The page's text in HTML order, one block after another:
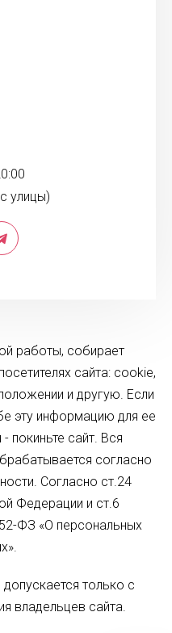
улицы)
работы, собирает
сайта: cookie,
и другую. Если
эту информацию для ее
покиньте сайт. Вся
согласно
Согласно ст.24
Федерации и ст.6
ФЗ «О персональных
только с
владельцев сайта.